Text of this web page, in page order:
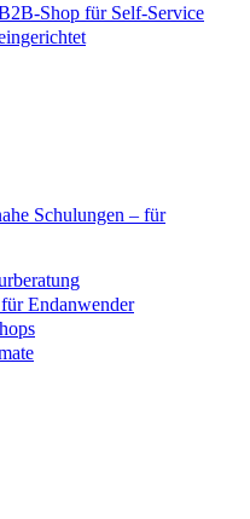
Shop für Self-Service
Schulungen – für
Endanwender